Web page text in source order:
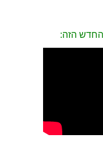
הזה: